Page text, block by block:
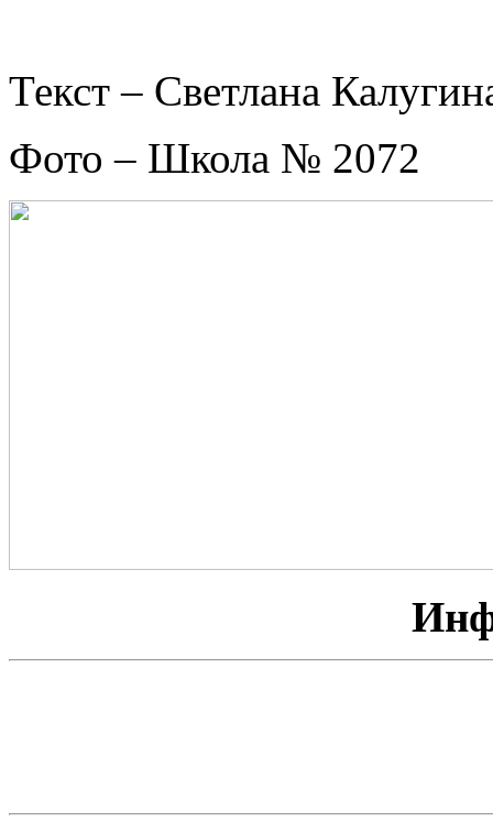
Текст – Светлана
Фото – Школа № 2072